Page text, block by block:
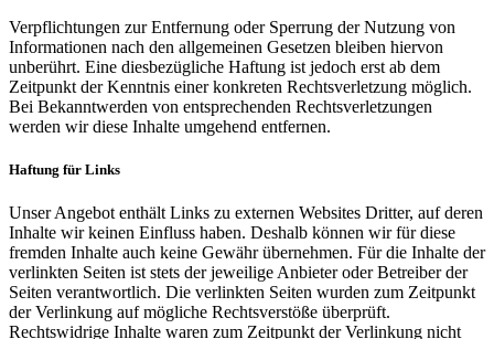
Verpflichtungen zur Entfernung oder Sperrung der Nutzung von
Informationen nach den allgemeinen Gesetzen bleiben hiervon
unberührt. Eine diesbezügliche Haftung ist jedoch erst ab dem
Zeitpunkt der Kenntnis einer konkreten Rechtsverletzung möglich.
Bei Bekanntwerden von entsprechenden Rechtsverletzungen
werden wir diese Inhalte umgehend entfernen.
Haftung für Links
Unser Angebot enthält Links zu externen Websites Dritter, auf deren
Inhalte wir keinen Einfluss haben. Deshalb können wir für diese
fremden Inhalte auch keine Gewähr übernehmen. Für die Inhalte der
verlinkten Seiten ist stets der jeweilige Anbieter oder Betreiber der
Seiten verantwortlich. Die verlinkten Seiten wurden zum Zeitpunkt
der Verlinkung auf mögliche Rechtsverstöße überprüft.
Rechtswidrige Inhalte waren zum Zeitpunkt der Verlinkung nicht